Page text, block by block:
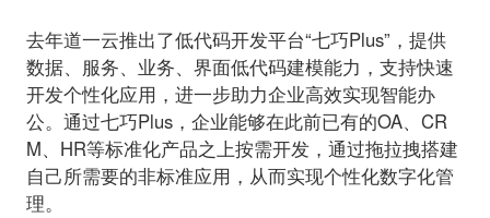
去年道一云推出了低代码开发平台“七巧Plus”，提供
数据、服务、业务、界面低代码建模能力，支持快速
开发个性化应用，进一步助力企业高效实现智能办
公。通过七巧Plus，企业能够在此前已有的OA、CR
M、HR等标准化产品之上按需开发，通过拖拉拽搭建
自己所需要的非标准应用，从而实现个性化数字化管
理。